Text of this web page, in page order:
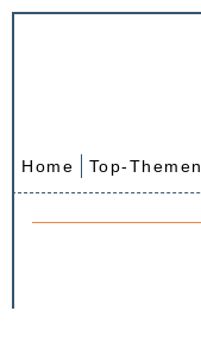
Home Top-Themen